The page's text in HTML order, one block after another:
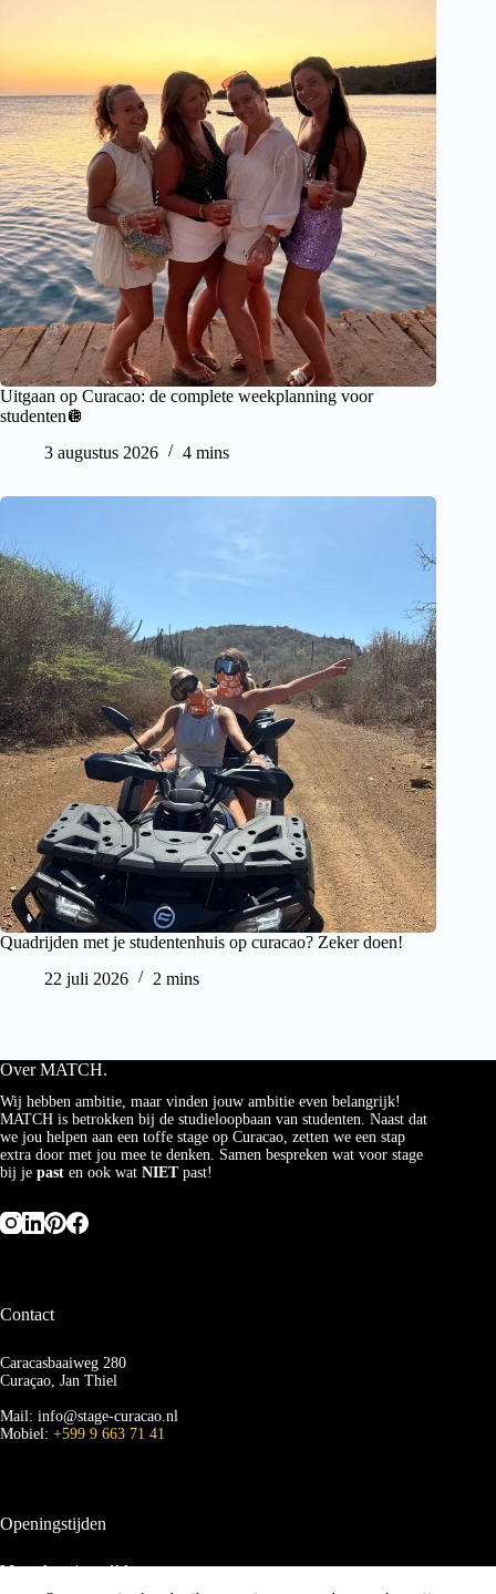
Uitgaan op Curacao: de complete weekplanning voor
studenten🪩
3 augustus 2026
4 mins
Quadrijden met je studentenhuis op curacao? Zeker doen!
22 juli 2026
2 mins
Over MATCH.
Wij hebben ambitie, maar vinden jouw ambitie even belangrijk!
MATCH is betrokken bij de studieloopbaan van studenten. Naast dat
we jou helpen aan een toffe stage op Curacao, zetten we een stap
extra door met jou mee te denken. Samen bespreken wat voor stage
bij je past en ook wat NIET past!
Contact
Caracasbaaiweg 280
Curaçao, Jan Thiel
Mail: info@stage-curacao.nl
Mobiel: +599 9 663 71 41
Openingstijden
Maandag t/m vrijdag
van 09.00 tot 16.00 uur